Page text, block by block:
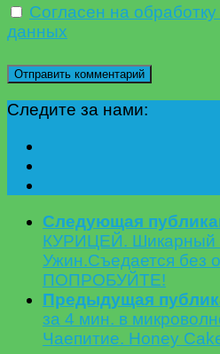
Согласен на
данных
Следите за нами:
Следующая
КУРИЦЕЙ. Шикарный
Ужин.Съедается без
ПОПРОБУЙТЕ!
Предыдущая
за 4 мин. в
Чаепитие. Honey